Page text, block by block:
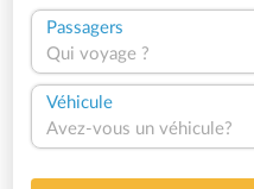
Passagers
Qui voyage ?
Véhicule
Avez-vous un véhicule?